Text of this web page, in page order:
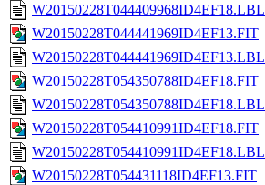
W20150228T044409968ID4EF18.LBL
W20150228T044441969ID4EF13.FIT
W20150228T044441969ID4EF13.LBL
W20150228T054350788ID4EF18.FIT
W20150228T054350788ID4EF18.LBL
W20150228T054410991ID4EF18.FIT
W20150228T054410991ID4EF18.LBL
W20150228T054431118ID4EF13.FIT